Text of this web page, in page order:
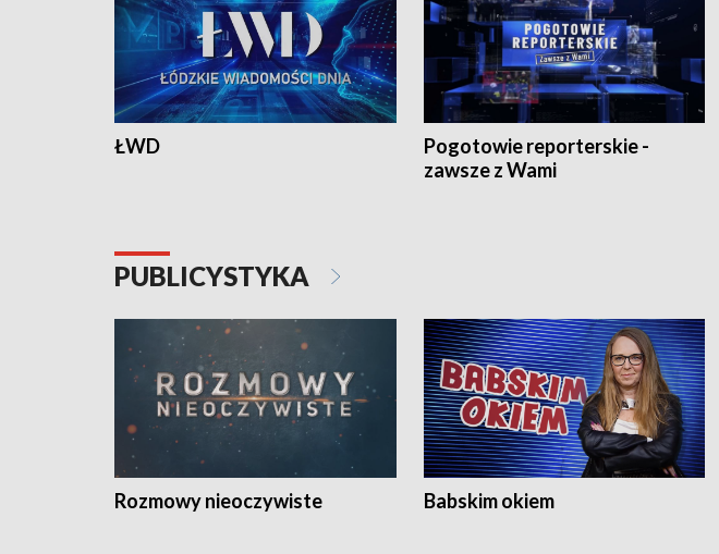
ŁWD
Pogotowie reporterskie -
zawsze z Wami
PUBLICYSTYKA
Rozmowy nieoczywiste Babskim okiem